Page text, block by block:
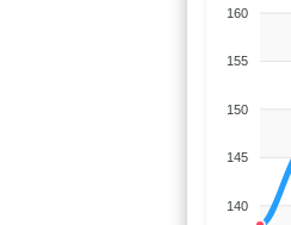
160
155
150
145
140